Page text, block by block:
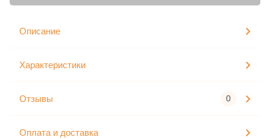
Описание
Характеристики
Отзывы 0
Оплата и доставка